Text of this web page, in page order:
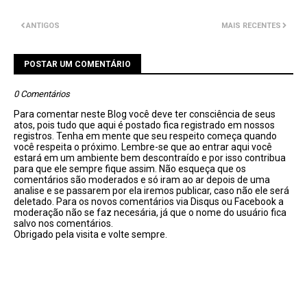
MAIS RECENTES
ANTIGOS
POSTAR UM COMENTÁRIO
0 Comentários
Para comentar neste Blog você deve ter consciência de seus
atos, pois tudo que aqui é postado fica registrado em nossos
registros. Tenha em mente que seu respeito começa quando
você respeita o próximo. Lembre-se que ao entrar aqui você
estará em um ambiente bem descontraído e por isso contribua
para que ele sempre fique assim. Não esqueça que os
comentários são moderados e só iram ao ar depois de uma
analise e se passarem por ela iremos publicar, caso não ele será
deletado. Para os novos comentários via Disqus ou Facebook a
moderação não se faz necesária, já que o nome do usuário fica
salvo nos comentários.
Obrigado pela visita e volte sempre.